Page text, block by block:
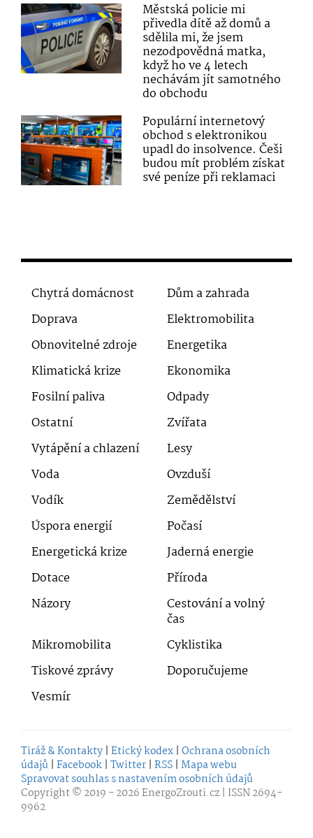
Městská policie mi
přivedla dítě až domů a
sdělila mi, že jsem
nezodpovědná matka,
když ho ve 4 letech
nechávám jít samotného
do obchodu
Populární internetový
obchod s elektronikou
upadl do insolvence. Češi
budou mít problém získat
své peníze při reklamaci
Chytrá domácnost
Dům a zahrada
Doprava
Elektromobilita
Obnovitelné zdroje
Energetika
Klimatická krize
Ekonomika
Fosilní paliva
Odpady
Ostatní
Zvířata
Vytápění a chlazení
Lesy
Voda
Ovzduší
Vodík
Zemědělství
Úspora energií
Počasí
Energetická krize
Jaderná energie
Dotace
Příroda
Názory
Cestování a volný
čas
Mikromobilita
Cyklistika
Tiskové zprávy
Doporučujeme
Vesmír
Tiráž & Kontakty | Etický kodex | Ochrana osobních
údajů | Facebook | Twitter | RSS | Mapa webu
Spravovat souhlas s nastavením osobních údajů
Copyright © 2019 - 2026EnergoZrouti.cz | ISSN 2694-
9962